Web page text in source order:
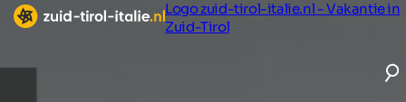
Logo zuid-tirol-italie.nl - Vakantie in
Zuid-Tirol